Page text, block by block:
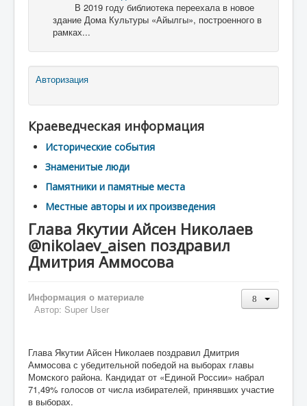
В 2019 году библиотека переехала в новое
здание Дома Культуры «Айылгы», построенного в
рамках...
Авторизация
Краеведческая информация
Исторические события
Знаменитые люди
Памятники и памятные места
Местные авторы и их произведения
Глава Якутии Айсен Николаев
@nikolaev_aisen поздравил
Дмитрия Аммосова
Информация о материале
Автор: Super User
Глава Якутии Айсен Николаев поздравил Дмитрия
Аммосова с убедительной победой на выборах главы
Момского района. Кандидат от «Единой России» набрал
71,49% голосов от числа избирателей, принявших участие
в выборах.